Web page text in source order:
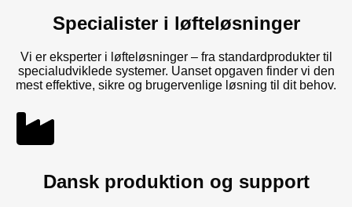
Specialister i løfteløsninger
Vi er eksperter i løfteløsninger – fra standardprodukter til
specialudviklede systemer. Uanset opgaven finder vi den
mest effektive, sikre og brugervenlige løsning til dit behov.
Dansk produktion og support